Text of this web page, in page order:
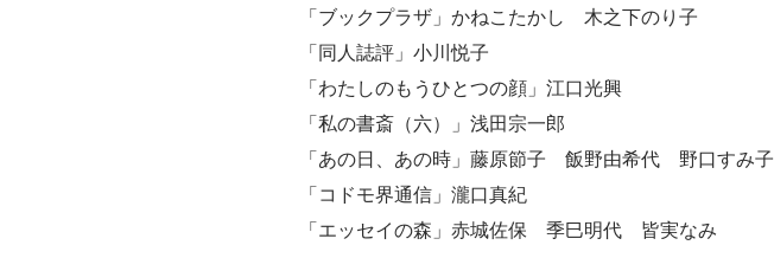
「ブックプラザ」かねこたかし 木之下のり子
「同人誌評」小川悦子
「わたしのもうひとつの顔」江口光興
「私の書斎（六）」浅田宗一郎
「あの日、あの時」藤原節子 飯野由希代 野口すみ子
「コドモ界通信」瀧口真紀
「エッセイの森」赤城佐保 季巳明代 皆実なみ